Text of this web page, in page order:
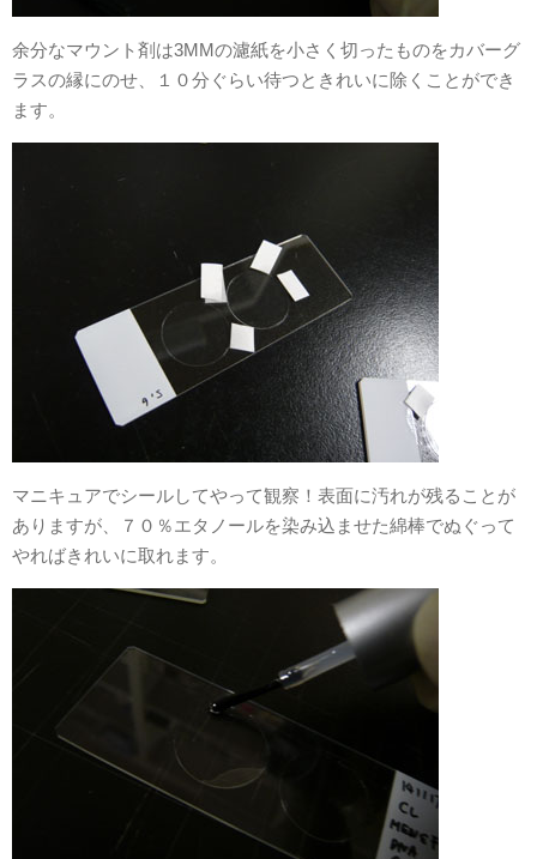
余分なマウント剤は3MMの濾紙を小さく切ったものをカバーグ
ラスの縁にのせ、１０分ぐらい待つときれいに除くことができ
ます。
マニキュアでシールしてやって観察！表面に汚れが残ることが
ありますが、７０％エタノールを染み込ませた綿棒でぬぐって
やればきれいに取れます。